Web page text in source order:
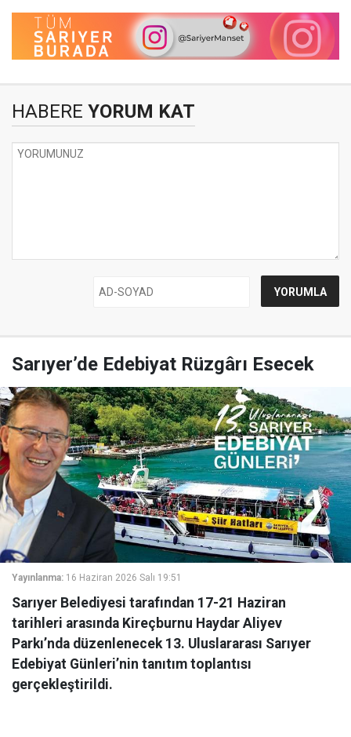
HABERE YORUM KAT
Sarıyer’de Edebiyat Rüzgârı Esecek
Yayınlanma: 16 Haziran 2026 Salı 19:51
Sarıyer Belediyesi tarafından 17-21 Haziran
tarihleri arasında Kireçburnu Haydar Aliyev
Parkı’nda düzenlenecek 13. Uluslararası Sarıyer
Edebiyat Günleri’nin tanıtım toplantısı
gerçekleştirildi.